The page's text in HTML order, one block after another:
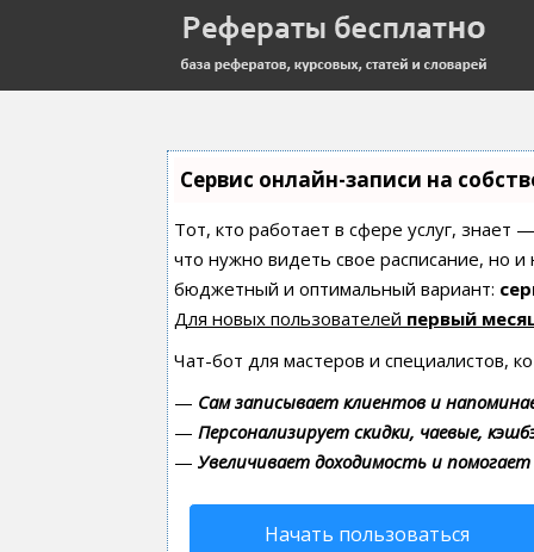
Сервис онлайн-записи на
Тот, кто работает в сфере услуг, знает
что нужно видеть свое расписание, но
бюджетный и оптимальный вариант:
Для новых пользователей первый
Чат-бот для мастеров и специалистов,
— Сам записывает клиентов и
— Персонализирует скидки, чаевые,
— Увеличивает доходимость и
Начать пользоваться